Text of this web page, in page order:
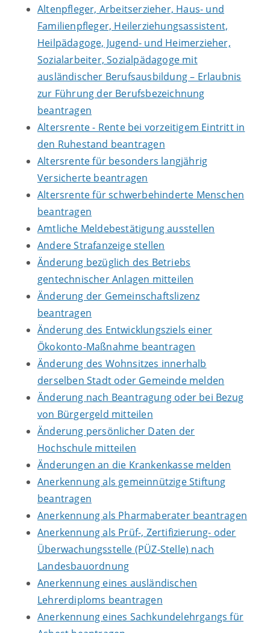
Altenpfleger, Arbeitserzieher, Haus- und
Familienpfleger, Heilerziehungsassistent,
Heilpädagoge, Jugend- und Heimerzieher,
Sozialarbeiter, Sozialpädagoge mit
ausländischer Berufsausbildung – Erlaubnis
zur Führung der Berufsbezeichnung
beantragen
Altersrente - Rente bei vorzeitigem Eintritt in
den Ruhestand beantragen
Altersrente für besonders langjährig
Versicherte beantragen
Altersrente für schwerbehinderte Menschen
beantragen
Amtliche Meldebestätigung ausstellen
Andere Strafanzeige stellen
Änderung bezüglich des Betriebs
gentechnischer Anlagen mitteilen
Änderung der Gemeinschaftslizenz
beantragen
Änderung des Entwicklungsziels einer
Ökokonto-Maßnahme beantragen
Änderung des Wohnsitzes innerhalb
derselben Stadt oder Gemeinde melden
Änderung nach Beantragung oder bei Bezug
von Bürgergeld mitteilen
Änderung persönlicher Daten der
Hochschule mitteilen
Änderungen an die Krankenkasse melden
Anerkennung als gemeinnützige Stiftung
beantragen
Anerkennung als Pharmaberater beantragen
Anerkennung als Prüf-, Zertifizierung- oder
Überwachungsstelle (PÜZ-Stelle) nach
Landesbauordnung
Anerkennung eines ausländischen
Lehrerdiploms beantragen
Anerkennung eines Sachkundelehrgangs für